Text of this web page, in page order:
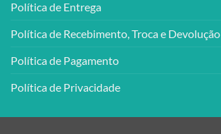
Política de Entrega
Política de Recebimento, Troca e Devolução
Política de Pagamento
Política de Privacidade